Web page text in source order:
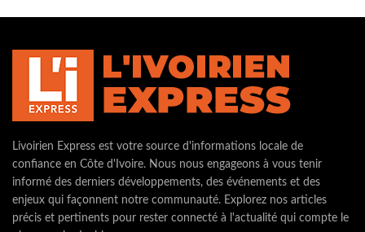
Livoirien Express est votre source d'informations locale de
confiance en Côte d'Ivoire. Nous nous engageons à vous tenir
informé des derniers développements, des événements et des
enjeux qui façonnent notre communauté. Explorez nos articles
précis et pertinents pour rester connecté à l'actualité qui compte le